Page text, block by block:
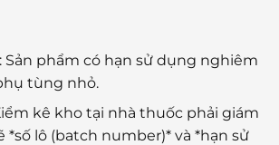
Sản phẩm có hạn sử dụng nghiêm
tùng nhỏ.
kê kho tại nhà thuốc phải giám
*số lô (batch number)* và *hạn sử